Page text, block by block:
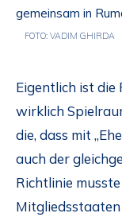
gemeinsam in
FOTO: VADIM GHIRDA
Eigentlich ist die
wirklich
die, dass mit
auch der
Richtlinie